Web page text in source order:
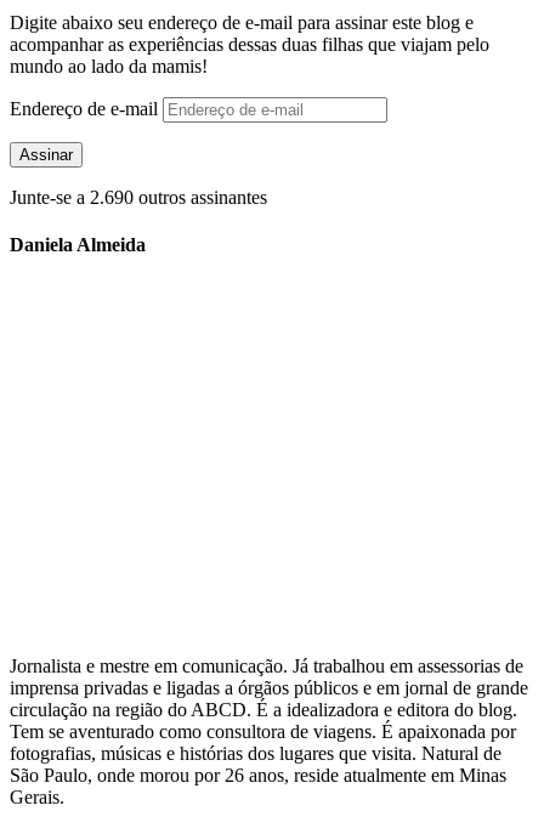
Digite abaixo seu endereço de e-mail para assinar este blog e
acompanhar as experiências dessas duas filhas que viajam pelo
mundo ao lado da mamis!
Endereço de e-mail
Assinar
Junte-se a 2.690 outros assinantes
Daniela Almeida
Jornalista e mestre em comunicação. Já trabalhou em assessorias de
imprensa privadas e ligadas a órgãos públicos e em jornal de grande
circulação na região do ABCD. É a idealizadora e editora do blog.
Tem se aventurado como consultora de viagens. É apaixonada por
fotografias, músicas e histórias dos lugares que visita. Natural de
São Paulo, onde morou por 26 anos, reside atualmente em Minas
Gerais.